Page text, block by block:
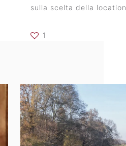
sulla scelta della location
1